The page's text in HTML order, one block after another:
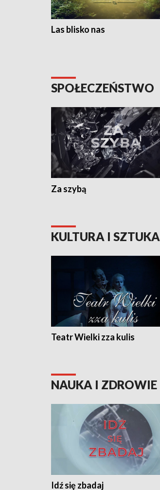
Las blisko nas
SPOŁECZEŃSTWO
Za szybą
KULTURA I SZTUKA
Teatr Wielki zza kulis
NAUKA I ZDROWIE
Idź się zbadaj